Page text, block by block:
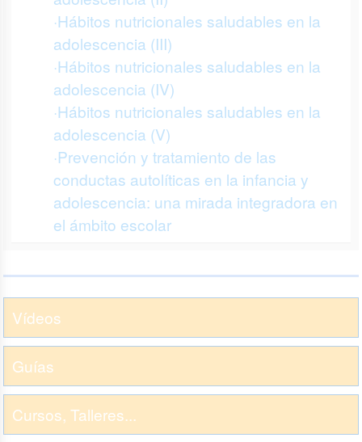
·Hábitos nutricionales saludables en la
adolescencia (III)
·Hábitos nutricionales saludables en la
adolescencia (IV)
·Hábitos nutricionales saludables en la
adolescencia (V)
·Prevención y tratamiento de las
conductas autolíticas en la infancia y
adolescencia: una mirada integradora en
el ámbito escolar
Vídeos
Guías
Cursos, Talleres...